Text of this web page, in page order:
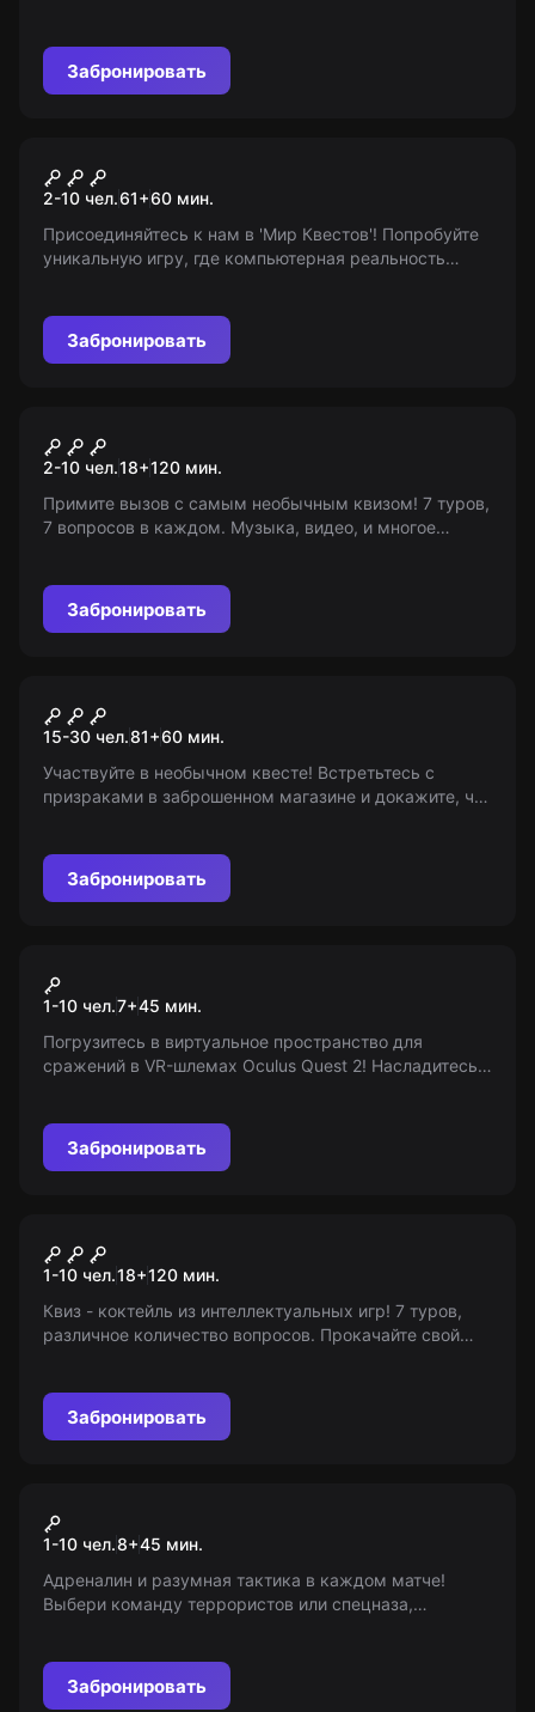
Забронировать
Майнкрафт
2-10 чел.61+60 мин.
Присоединяйтесь к нам в 'Мир Квестов'! Попробуйте
уникальную игру, где компьютерная реальность
организаторами игры.
Забронировать
Мозгобойня
2-10 чел.18+120 мин.
Примите вызов с самым необычным квизом! 7 туров,
7 вопросов в каждом. Музыка, видео, и многое
Забронировать
Гравити Фолз
15-30 чел.81+60 мин.
Участвуйте в необычном квесте! Встретьтесь с
призраками в заброшенном магазине и докажите, что
Забронировать
Warstation
1-10 чел.7+45 мин.
Погрузитесь в виртуальное пространство для
сражений в VR-шлемах Oculus Quest 2! Насладитесь
Забронировать
Смузи
1-10 чел.18+120 мин.
Квиз - коктейль из интеллектуальных игр! 7 туров,
различное количество вопросов. Прокачайте свой
Забронировать
Warpoint
1-10 чел.8+45 мин.
Адреналин и разумная тактика в каждом матче!
Выбери команду террористов или спецназа,
Забронировать